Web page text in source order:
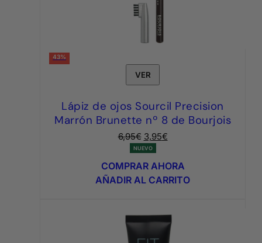
43%
VER
Lápiz de ojos Sourcil Precision
Marrón Brunette nº 8 de Bourjois
6,95€ El
precio
original
era:
6,95€.
3,95€El
actual
es:
3,95€.
NUEVO
COMPRAR AHORA
AÑADIR AL CARRITO